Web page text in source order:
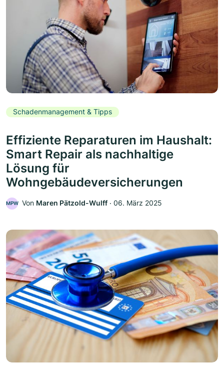
Schadenmanagement & Tipps
Effiziente Reparaturen im Haushalt:
Smart Repair als nachhaltige
Lösung für
Wohngebäudeversicherungen
MPW Von Maren Pätzold-Wulff ‧ 06. März 2025